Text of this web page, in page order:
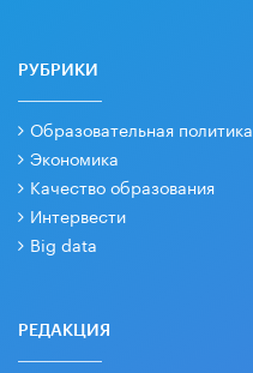
РУБРИКИ
Образовательная политика
Экономика
Качество образования
Интервести
Big data
РЕДАКЦИЯ